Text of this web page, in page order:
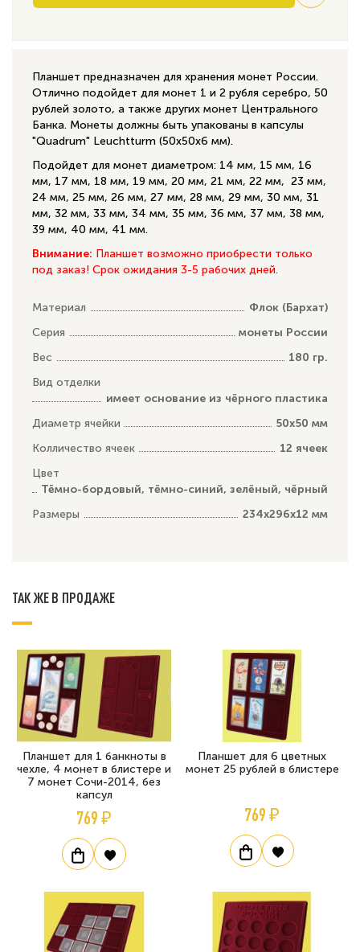
Планшет предназначен для хранения монет России.
Отлично подойдет для монет 1 и 2 рубля серебро, 50
рублей золото, а также других монет Центрального
Банка. Монеты должны быть упакованы в капсулы
"Quadrum" Leuchtturm (50х50х6 мм).
Подойдет для монет диаметром: 14 мм, 15 мм, 16
мм, 17 мм, 18 мм, 19 мм, 20 мм, 21 мм, 22 мм, 23 мм,
24 мм, 25 мм, 26 мм, 27 мм, 28 мм, 29 мм, 30 мм, 31
мм, 32 мм, 33 мм, 34 мм, 35 мм, 36 мм, 37 мм, 38 мм,
39 мм, 40 мм, 41 мм.
Внимание: Планшет возможно приобрести только
под заказ! Срок ожидания 3-5 рабочих дней.
Материал
Флок (Бархат)
Серия
монеты России
Вес
180 гр.
Вид отделки
имеет основание из чёрного пластика
Диаметр ячейки
50х50 мм
Колличество ячеек
12 ячеек
Цвет
Тёмно-бордовый, тёмно-синий, зелёный, чёрный
Размеры
234х296х12 мм
ТАК ЖЕ В ПРОДАЖЕ
Планшет для 1 банкноты в
чехле, 4 монет в блистере и
7 монет Сочи-2014, без
капсул
769 ₽
Планшет для 6 цветных
монет 25 рублей в блистере
769 ₽